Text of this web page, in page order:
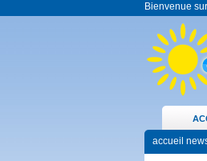
Bienvenue sur
accueil